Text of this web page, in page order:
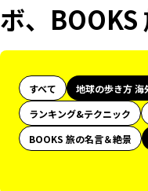
ボ、
すべて 地球の歩き方 海
ランキング&テクニック
BOOKS 旅の名言＆絶景